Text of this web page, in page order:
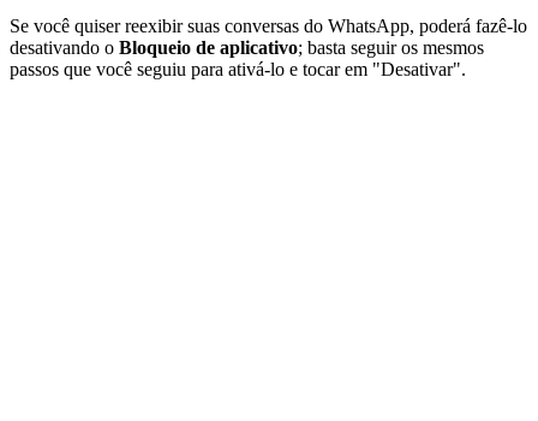
Se você quiser reexibir suas conversas do WhatsApp, poderá fazê-lo
desativando o Bloqueio de aplicativo; basta seguir os mesmos
passos que você seguiu para ativá-lo e tocar em "Desativar".